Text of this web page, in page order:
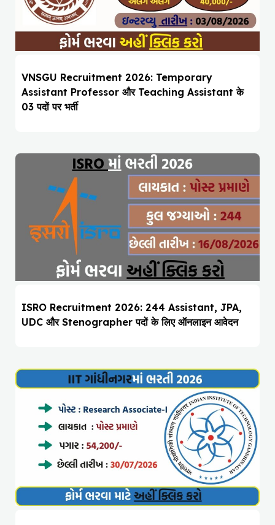
VNSGU Recruitment 2026: Temporary
Assistant Professor और Teaching Assistant के
03 पदों पर भर्ती
ISRO Recruitment 2026: 244 Assistant, JPA,
UDC और Stenographer पदों के लिए ऑनलाइन आवेदन